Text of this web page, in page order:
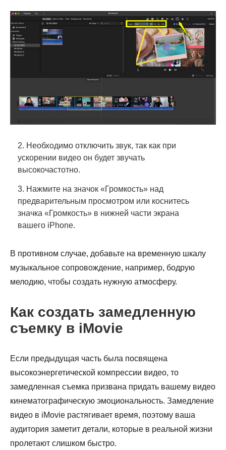
2. Необходимо отключить звук, так как при
ускорении видео он будет звучать
высокочастотно.
3. Нажмите на значок «Громкость» над
предварительным просмотром или коснитесь
значка «Громкость» в нижней части экрана
вашего iPhone.
В противном случае, добавьте на временную шкалу
музыкальное сопровождение, например, бодрую
мелодию, чтобы создать нужную атмосферу.
Как создать замедленную
съемку в iMovie
Если предыдущая часть была посвящена
высокоэнергетической компрессии видео, то
замедленная съемка призвана придать вашему видео
кинематографическую эмоциональность. Замедление
видео в iMovie растягивает время, поэтому ваша
аудитория заметит детали, которые в реальной жизни
пролетают слишком быстро.